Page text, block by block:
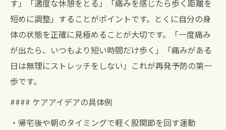
す」「適度な休憩をとる」「痛みを感じたら歩く距離を
短めに調整」することがポイントです。とくに自分の身
体の状態を正確に見極めることが大切です。「一度痛み
が出たら、いつもより短い時間だけ歩く」「痛みがある
日は無理にストレッチをしない」これが再発予防の第一
歩です。
#### ケアアイデアの具体例
・帰宅後や朝のタイミングで軽く股関節を回す運動